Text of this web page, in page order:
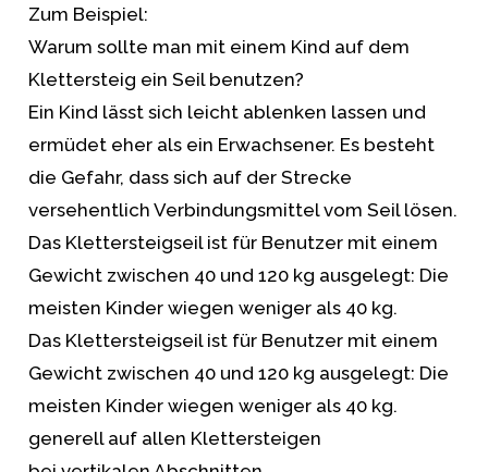
Zum Beispiel:
Warum sollte man mit einem Kind auf dem
Klettersteig ein Seil benutzen?
Ein Kind lässt sich leicht ablenken lassen und
ermüdet eher als ein Erwachsener. Es besteht
die Gefahr, dass sich auf der Strecke
versehentlich Verbindungsmittel vom Seil lösen.
Das Klettersteigseil ist für Benutzer mit einem
Gewicht zwischen 40 und 120 kg ausgelegt: Die
meisten Kinder wiegen weniger als 40 kg.
Das Klettersteigseil ist für Benutzer mit einem
Gewicht zwischen 40 und 120 kg ausgelegt: Die
meisten Kinder wiegen weniger als 40 kg.
generell auf allen Klettersteigen